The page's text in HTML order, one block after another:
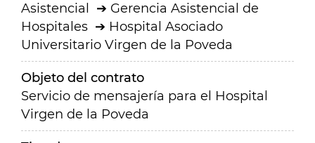
Asistencial
Gerencia Asistencial de
Hospitales
Hospital Asociado
Universitario Virgen de la Poveda
Objeto del contrato
Servicio de mensajería para el Hospital
Virgen de la Poveda